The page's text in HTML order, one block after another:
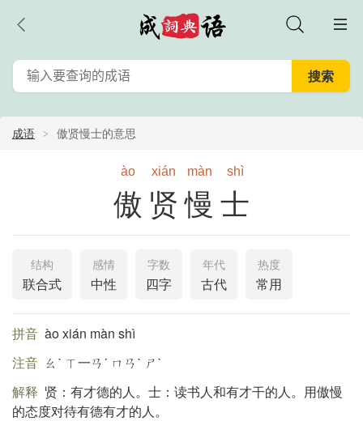
成语 傲贤慢士的意思
ào xián màn shì
傲贤慢士
结构
联合式
感情
中性
字数
四字
年代
古代
热度
常用
拼音 ào xián màn shì
注音 ㄠˋ ㄒ一ㄢˊ ㄇㄢˋ ㄕˋ
解释 贤：有才德的人。士：读书人和有才干的人。用傲慢
的态度对待有德有才的人。